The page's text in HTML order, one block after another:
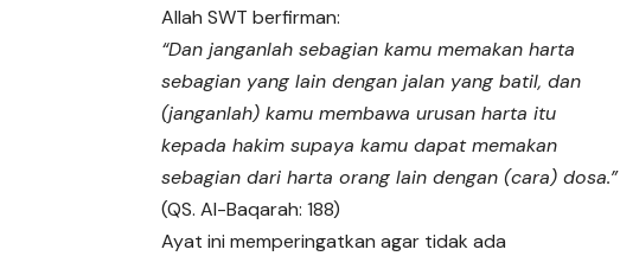
Allah SWT berfirman:
“Dan janganlah sebagian kamu memakan harta
sebagian yang lain dengan jalan yang batil, dan
(janganlah) kamu membawa urusan harta itu
kepada hakim supaya kamu dapat memakan
sebagian dari harta orang lain dengan (cara) dosa.”
(QS. Al-Baqarah: 188)
Ayat ini memperingatkan agar tidak ada